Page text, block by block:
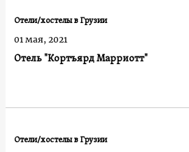
Отель "Кортъярд Марриотт"
Отели/хостелы в Грузии
01 мая, 2021
Отели/хостелы в Грузии